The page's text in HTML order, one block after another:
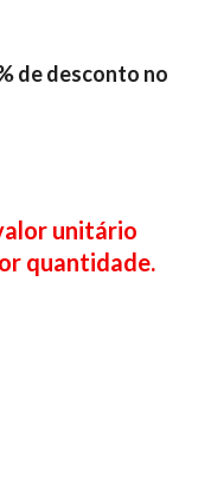
de desconto no
unitário
quantidade.